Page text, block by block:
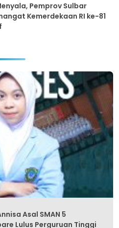
Pemprov Sulbar
Kemerdekaan RI ke-81
Asal SMAN 5
Lulus Perguruan Tinggi